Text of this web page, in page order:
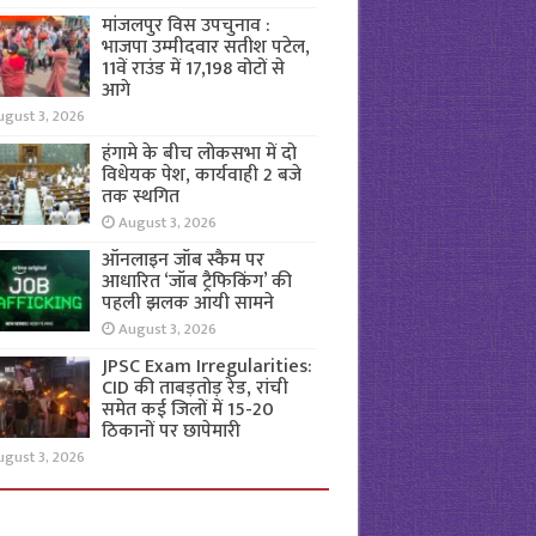
मांजलपुर विस उपचुनाव :
भाजपा उम्मीदवार सतीश पटेल,
11वें राउंड में 17,198 वोटों से
आगे
3, 2026
हंगामे के बीच लोकसभा में दो
विधेयक पेश, कार्यवाही 2 बजे
तक स्थगित
August 3, 2026
ऑनलाइन जॉब स्कैम पर
आधारित ‘जॉब ट्रैफिकिंग’ की
पहली झलक आयी सामने
August 3, 2026
JPSC Exam Irregularities:
CID की ताबड़तोड़ रेड, रांची
समेत कई जिलों में 15-20
ठिकानों पर छापेमारी
3, 2026